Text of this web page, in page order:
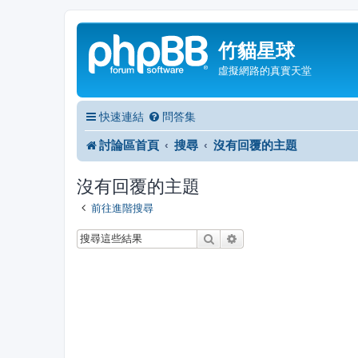
竹貓星球
虛擬網路的真實天堂
快速連結 問答集
討論區首頁 搜尋 沒有回覆的主題
沒有回覆的主題
前往進階搜尋
搜尋